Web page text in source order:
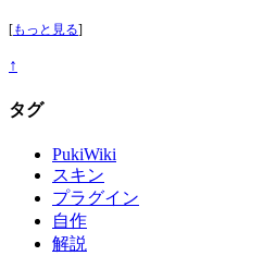
[もっと見る]
↑
タグ
PukiWiki
スキン
プラグイン
自作
解説